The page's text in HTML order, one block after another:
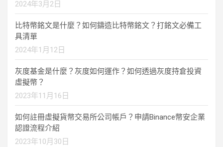
2024年3月2日
比特幣銘文是什麼？如何鑄造比特幣銘文？打銘文必備工
具清單
2024年1月12日
灰度基金是什麼？灰度如何運作？如何透過灰度持倉投資
虛擬幣？
2023年11月16日
如何註冊虛擬貨幣交易所公司帳戶？申請Binance幣安企業
認證流程介紹
2023年10月30日